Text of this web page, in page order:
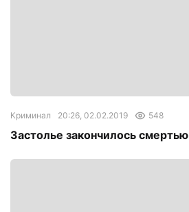
Криминал 20:26, 02.02.2019 548
Застолье закончилось смертью